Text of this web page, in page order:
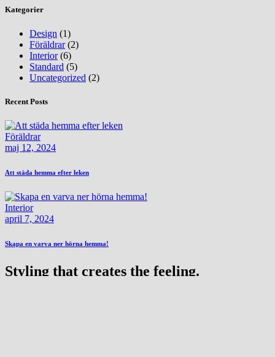
Kategorier
Design (1)
Föräldrar(2)
Interior(6)
Standard (5)
Uncategorized (2)
Recent Posts
Föräldrar
maj 12, 2024
Att städa hemma efter leken
Interior
april 7, 2024
Skapa en varva ner hörna hemma!
Styling that creates the feeling.